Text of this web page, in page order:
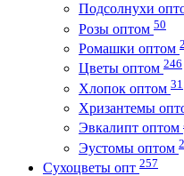
Подсолнухи
Розы оптом 50
Ромашки оптом 2
Цветы оптом 246
Хлопок оптом 31
Хризантемы
Эвкалипт оптом
Эустомы оптом 2
Сухоцветы опт 257